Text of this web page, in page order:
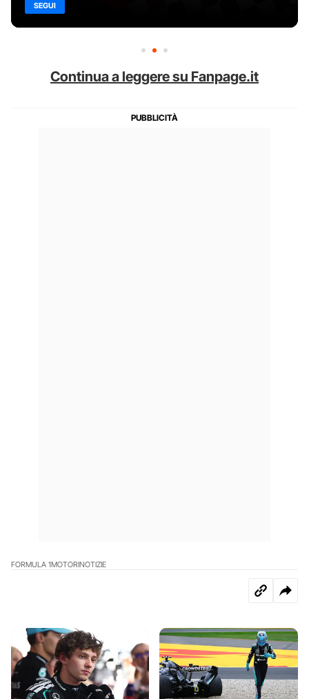
SEGUI
Continua a leggere su Fanpage.it
FORMULA 1MOTORINOTIZIE